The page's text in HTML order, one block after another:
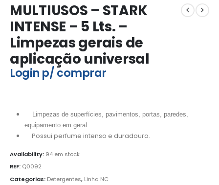
MULTIUSOS – STARK
INTENSE – 5 Lts. –
Limpezas gerais de
aplicação universal
Login p/ comprar
Limpezas de superfícies, pavimentos, portas, paredes,
equipamento em geral.
Possui perfume intenso e duradouro.
Availability: 94 em stock
REF: Q0092
Categorias: Detergentes, Linha NC